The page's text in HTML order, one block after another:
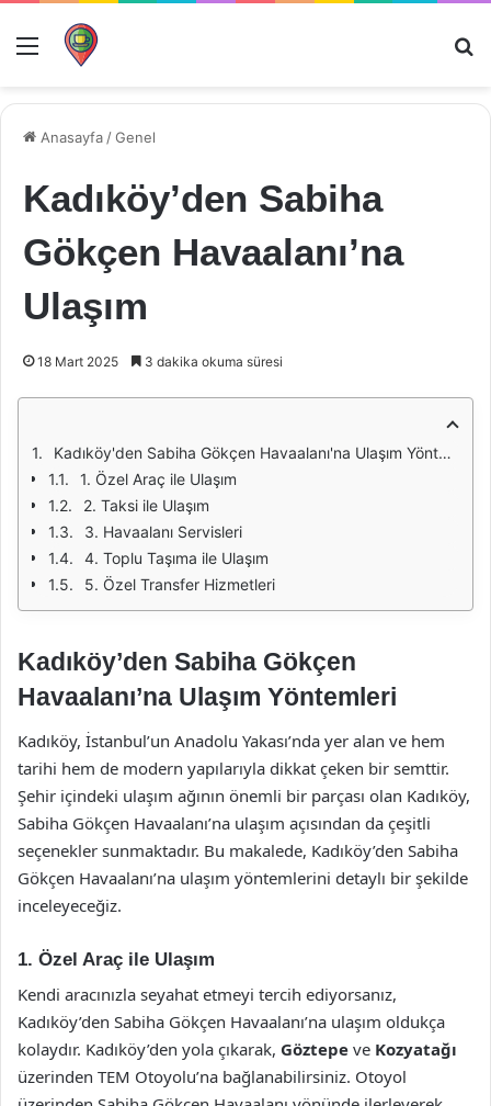
Menü
Anasayfa /Genel
Kadıköy’den Sabiha
Gökçen Havaalanı’na
Ulaşım
18 Mart 2025 3 dakika okuma süresi
Kadıköy'den Sabiha Gökçen Havaalanı'na Ulaşım Yöntemleri
1. Özel Araç ile Ulaşım
2. Taksi ile Ulaşım
3. Havaalanı Servisleri
4. Toplu Taşıma ile Ulaşım
5. Özel Transfer Hizmetleri
Kadıköy’den Sabiha Gökçen
Havaalanı’na Ulaşım Yöntemleri
Kadıköy, İstanbul’un Anadolu Yakası’nda yer alan ve hem
tarihi hem de modern yapılarıyla dikkat çeken bir semttir.
Şehir içindeki ulaşım ağının önemli bir parçası olan Kadıköy,
Sabiha Gökçen Havaalanı’na ulaşım açısından da çeşitli
seçenekler sunmaktadır. Bu makalede, Kadıköy’den Sabiha
Gökçen Havaalanı’na ulaşım yöntemlerini detaylı bir şekilde
inceleyeceğiz.
1. Özel Araç ile Ulaşım
Kendi aracınızla seyahat etmeyi tercih ediyorsanız,
Kadıköy’den Sabiha Gökçen Havaalanı’na ulaşım oldukça
kolaydır. Kadıköy’den yola çıkarak, Göztepe ve Kozyatağı
üzerinden TEM Otoyolu’na bağlanabilirsiniz. Otoyol